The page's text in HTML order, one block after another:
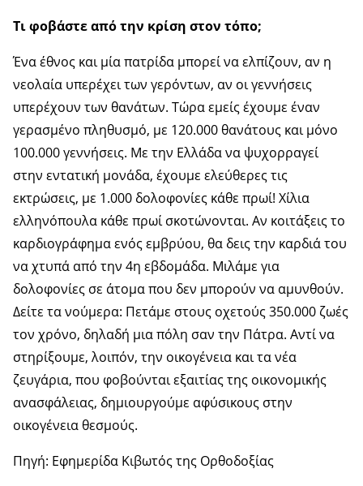
Τι φοβάστε από την κρίση στον τόπο;
Ένα έθνος και μία πατρίδα μπορεί να ελπίζουν, αν η
νεολαία υπερέχει των γερόντων, αν οι γεννήσεις
υπερέχουν των θανάτων. Τώρα εμείς έχουμε έναν
γερασμένο πληθυσμό, με 120.000 θανάτους και μόνο
100.000 γεννήσεις. Με την Ελλάδα να ψυχορραγεί
στην εντατική μονάδα, έχουμε ελεύθερες τις
εκτρώσεις, με 1.000 δολοφονίες κάθε πρωί! Χίλια
ελληνόπουλα κάθε πρωί σκοτώνονται. Αν κοιτάξεις το
καρδιογράφημα ενός εμβρύου, θα δεις την καρδιά του
να χτυπά από την 4η εβδομάδα. Μιλάμε για
δολοφονίες σε άτομα που δεν μπορούν να αμυνθούν.
Δείτε τα νούμερα: Πετάμε στους οχετούς 350.000 ζωές
τον χρόνο, δηλαδή μια πόλη σαν την Πάτρα. Αντί να
στηρίξουμε, λοιπόν, την οικογένεια και τα νέα
ζευγάρια, που φοβούνται εξαιτίας της οικονομικής
ανασφάλειας, δημιουργούμε αφύσικους στην
οικογένεια θεσμούς.
Πηγή: Εφημερίδα Κιβωτός της Ορθοδοξίας